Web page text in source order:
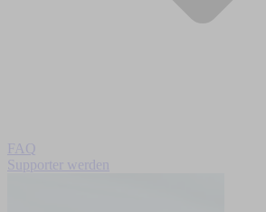
FAQ
Supporter werden